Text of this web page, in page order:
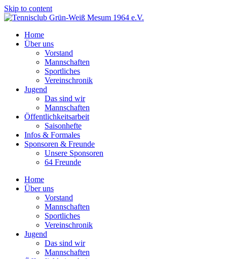
Skip to content
Home
Über uns
Vorstand
Mannschaften
Sportliches
Vereinschronik
Jugend
Das sind wir
Mannschaften
Öffentlichkeitsarbeit
Saisonhefte
Infos & Formales
Sponsoren & Freunde
Unsere Sponsoren
64 Freunde
Home
Über uns
Vorstand
Mannschaften
Sportliches
Vereinschronik
Jugend
Das sind wir
Mannschaften